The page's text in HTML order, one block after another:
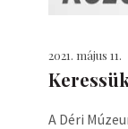
2021. május 11.
A Déri